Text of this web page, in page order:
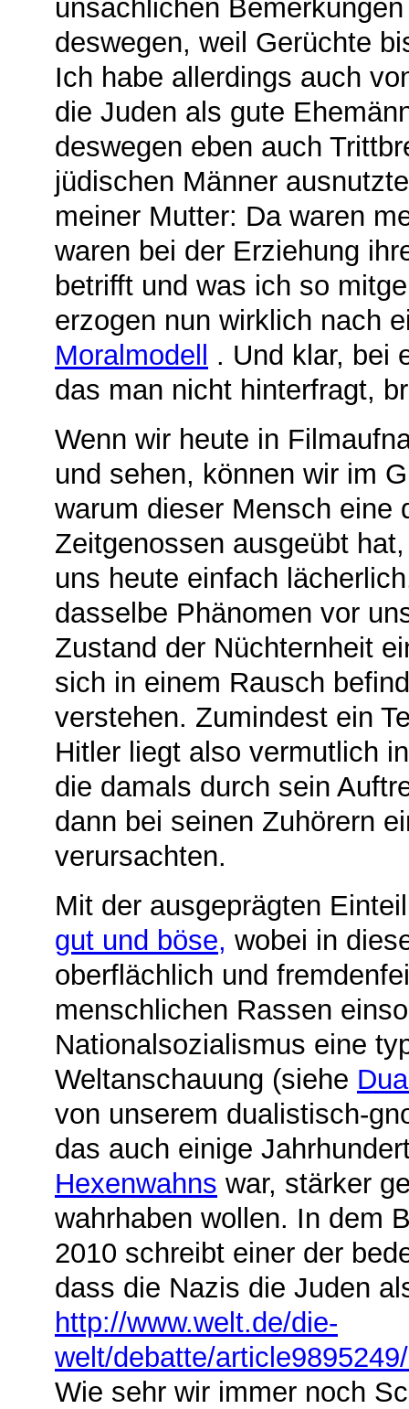
unsachlichen
deswegen, weil Gerüchte
Ich habe allerdings auch
die Juden als gute
deswegen eben auch
jüdischen Männer
meiner Mutter: Da waren
waren bei der Erziehung
betrifft und was ich so
erzogen nun wirklich nach
Moralmodell
. Und klar, bei
das man nicht hinterfragt,
Wenn wir heute in
und sehen, können wir im
warum dieser Mensch eine
Zeitgenossen ausgeübt
uns heute einfach
dasselbe Phänomen vor
Zustand der Nüchternheit
sich in einem Rausch
verstehen. Zumindest ein
Hitler liegt also vermutlich
die damals durch sein
dann bei seinen Zuhörern
verursachten.
Mit der ausgeprägten
gut und böse, wobei in
oberflächlich und
menschlichen Rassen
Nationalsozialismus eine
Weltanschauung (siehe
von unserem dualistisch-
das auch einige
Hexenwahns war, stärker
wahrhaben wollen. In dem
2010 schreibt einer der
dass die Nazis die Juden
http://www.welt.de/die-
welt/debatte/
Wie sehr wir immer noch